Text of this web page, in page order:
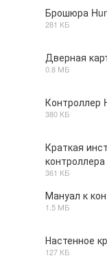
Брошюра
281 КБ
Дверная
0.8 МБ
Контроллер
380 КБ
Краткая
361 КБ
Мануал к
1.5 МБ
Настенное
127 КБ